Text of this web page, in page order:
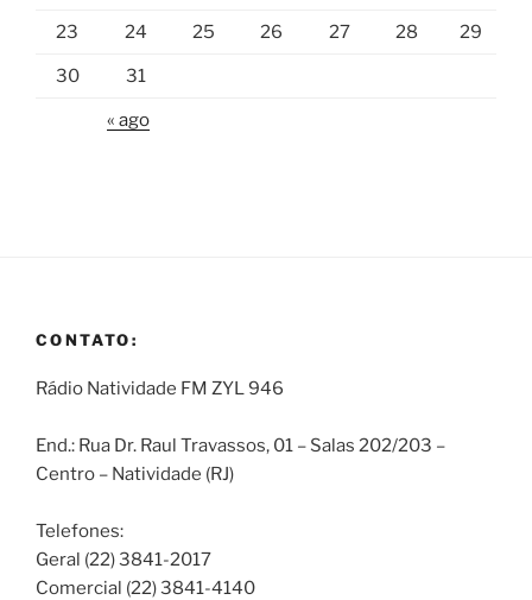
23 24 25 26 27 28 29
30 31
« ago
CONTATO:
Rádio Natividade FM ZYL 946
End.: Rua Dr. Raul Travassos, 01 – Salas 202/203 –
Centro – Natividade (RJ)
Telefones:
Geral (22) 3841-2017
Comercial (22) 3841-4140